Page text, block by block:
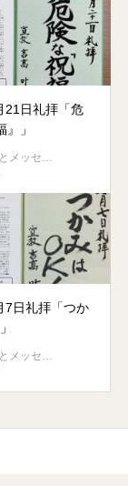
21日礼拝「危
』」
メッセ…
7日礼拝「つか
メッセ…